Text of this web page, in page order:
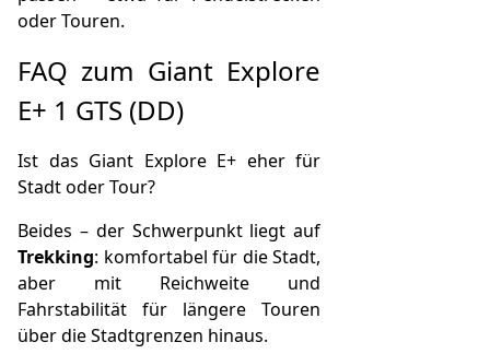
oder Touren.
FAQ zum Giant Explore
E+ 1 GTS (DD)
Ist das Giant Explore E+ eher für
Stadt oder Tour?
Beides – der Schwerpunkt liegt auf
Trekking: komfortabel für die Stadt,
aber mit Reichweite und
Fahrstabilität für längere Touren
über die Stadtgrenzen hinaus.